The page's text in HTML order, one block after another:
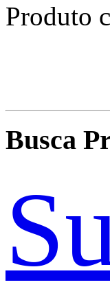
Produto
Busca